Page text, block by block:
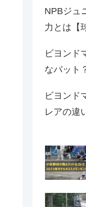
NPBジュ
力とは【
ビヨンド
なバット
ビヨンド
レアの違